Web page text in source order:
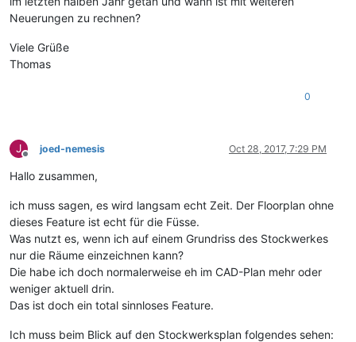
Neuerungen zu rechnen?
Viele Grüße
Thomas
0
J
Offline
joed-nemesis Oct 28, 2017, 7:29 PM
Hallo zusammen,
ich muss sagen, es wird langsam echt Zeit. Der Floorplan ohne
dieses Feature ist echt für die Füsse.
Was nutzt es, wenn ich auf einem Grundriss des Stockwerkes
nur die Räume einzeichnen kann?
Die habe ich doch normalerweise eh im CAD-Plan mehr oder
weniger aktuell drin.
Das ist doch ein total sinnloses Feature.
Ich muss beim Blick auf den Stockwerksplan folgendes sehen: